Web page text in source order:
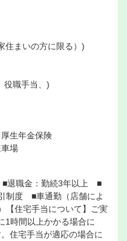
住まいの方に限る）)
役職手当、)
生年金保険
場
退職金：勤続3年以上 ■
制度 ■車通勤（店舗によ
【住宅手当について】ご実
1時間以上かかる場合に
住宅手当が適応の場合に